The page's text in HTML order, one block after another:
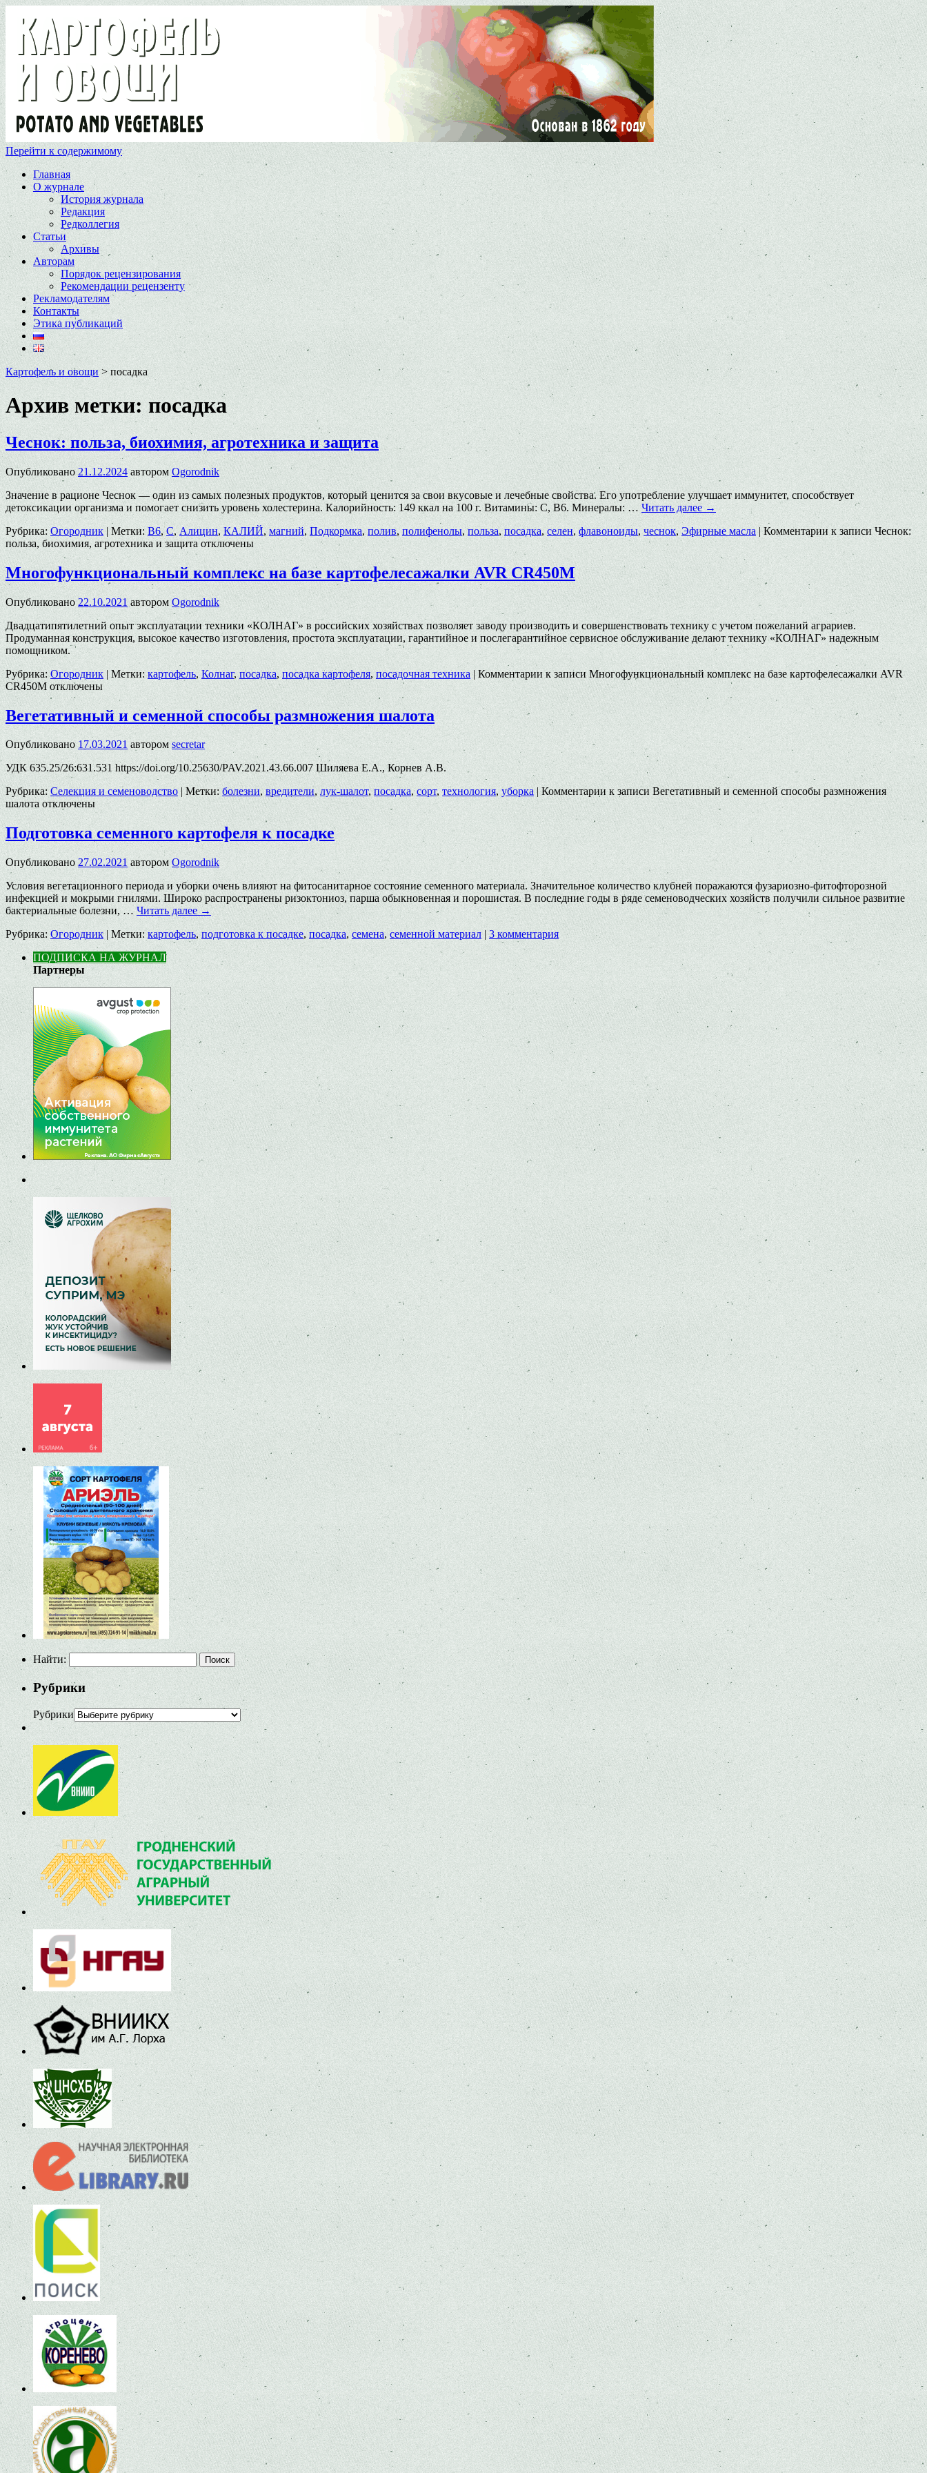
Перейти к содержимому
Главная
О журнале
История журнала
Редакция
Редколлегия
Статьи
Архивы
Авторам
Порядок рецензирования
Рекомендации рецензенту
Рекламодателям
Контакты
Этика публикаций
Картофель и овощи > посадка
Архив метки: посадка
Чеснок: польза, биохимия, агротехника и защита
Опубликовано 21.12.2024 автором Ogorodnik
Значение в рационе Чеснок — один из самых полезных продуктов, который ценится за свои вкусовые и лечебные свойства. Его употребление улучшает иммунитет, способствует
детоксикации организма и помогает снизить уровень холестерина. Калорийность: 149 ккал на 100 г. Витамины: C, B6. Минералы: … Читать далее→
Рубрика: Огородник | Метки: B6,C, Алицин,КАЛИЙ, магний, Подкормка, полив, полифенолы,польза,посадка, селен, флавоноиды, чеснок,Эфирные масла | Комментариик записи Чеснок:
польза, биохимия, агротехника и защита отключены
Многофункциональный комплекс на базе картофелесажалки AVR CR450M
Опубликовано 22.10.2021 автором Ogorodnik
Двадцатипятилетний опыт эксплуатации техники «КОЛНАГ» в российских хозяйствах позволяет заводу производить и совершенствовать технику с учетом пожеланий аграриев.
Продуманная конструкция, высокое качество изготовления, простота эксплуатации, гарантийное и послегарантийное сервисное обслуживание делают технику «КОЛНАГ» надежным
помощником.
Рубрика: Огородник | Метки: картофель,Колнаг,посадка, посадка картофеля,посадочная техника | Комментарии к записи Многофункциональный комплекс на базе картофелесажалки AVR
CR450Mотключены
Вегетативный и семенной способы размножения шалота
Опубликовано 17.03.2021 автором secretar
УДК 635.25/26:631.531 https://doi.org/10.25630/PAV.2021.43.66.007 Шиляева Е.А., Корнев А.В.
Рубрика: Селекция и семеноводство | Метки: болезни, вредители,лук-шалот, посадка,сорт, технология, уборка | Комментариик записи Вегетативный и семенной способы размножения
шалота отключены
Подготовка семенного картофеля к посадке
Опубликовано 27.02.2021 автором Ogorodnik
Условия вегетационного периода и уборки очень влияют на фитосанитарное состояние семенного материала. Значительное количество клубней поражаются фузариозно-фитофторозной
инфекцией и мокрыми гнилями. Широко распространены ризоктониоз, парша обыкновенная и порошистая. В последние годы в ряде семеноводческих хозяйств получили сильное развитие
бактериальные болезни, …Читать далее →
Рубрика: Огородник | Метки: картофель, подготовка к посадке, посадка, семена,семенной материал | 3 комментария
ПОДПИСКА НА ЖУРНАЛ
Партнеры
Найти:
Рубрики
Рубрики